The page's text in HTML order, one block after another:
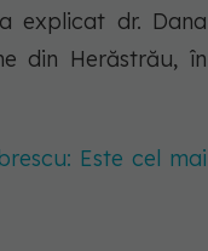
explicat dr. Dana
din Herăstrău, în
Este cel mai